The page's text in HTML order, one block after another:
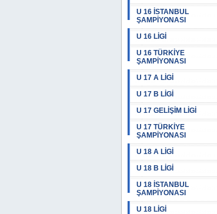
U 16 İSTANBUL
ŞAMPİYONASI
U 16 LİGİ
U 16 TÜRKİYE
ŞAMPİYONASI
U 17 A LİGİ
U 17 B LİGİ
U 17 GELİŞİM LİGİ
U 17 TÜRKİYE
ŞAMPİYONASI
U 18 A LİGİ
U 18 B LİGİ
U 18 İSTANBUL
ŞAMPİYONASI
U 18 LİGİ